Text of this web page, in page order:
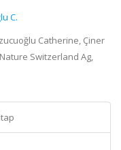
C.
Catherine, Çiner
Switzerland Ag,